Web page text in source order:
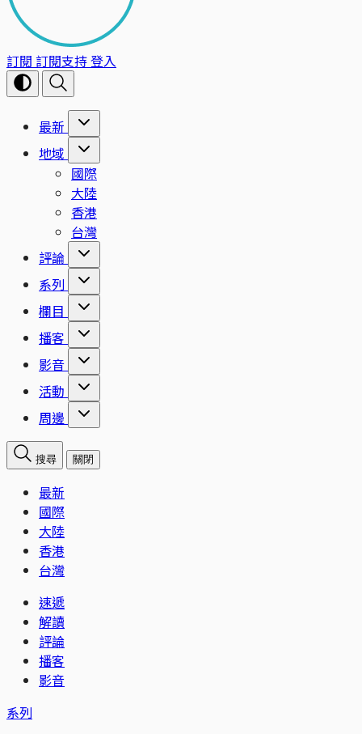
訂閱 訂閱支持登入
最新
地域
國際
大陸
香港
台灣
評論
系列
欄目
播客
影音
活動
周邊
搜尋 關閉
最新
國際
大陸
香港
台灣
速遞
解讀
評論
播客
影音
系列